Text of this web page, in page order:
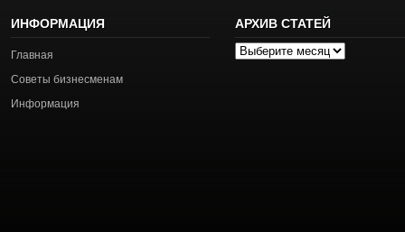
ИНФОРМАЦИЯ
Главная
Советы бизнесменам
Информация
АРХИВ СТАТЕЙ
Архив